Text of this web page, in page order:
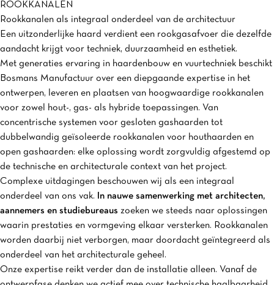
ROOKKANALEN
Rookkanalen als integraal onderdeel van de architectuur
Een uitzonderlijke haard verdient een rookgasafvoer die dezelfde
aandacht krijgt voor techniek, duurzaamheid en esthetiek.
Met generaties ervaring in haardenbouw en vuurtechniek beschikt
Bosmans Manufactuur over een diepgaande expertise in het
ontwerpen, leveren en plaatsen van hoogwaardige rookkanalen
voor zowel hout-, gas- als hybride toepassingen. Van
concentrische systemen voor gesloten gashaarden tot
dubbelwandig geïsoleerde rookkanalen voor houthaarden en
open gashaarden: elke oplossing wordt zorgvuldig afgestemd op
de technische en architecturale context van het project.
Complexe uitdagingen beschouwen wij als een integraal
onderdeel van ons vak.
In nauwe samenwerking met architecten,
aannemers en studiebureaus zoeken we steeds naar oplossingen
waarin prestaties en vormgeving elkaar versterken. Rookkanalen
worden daarbij niet verborgen, maar doordacht geïntegreerd als
onderdeel van het architecturale geheel.
Onze expertise reikt verder dan de installatie alleen. Vanaf de